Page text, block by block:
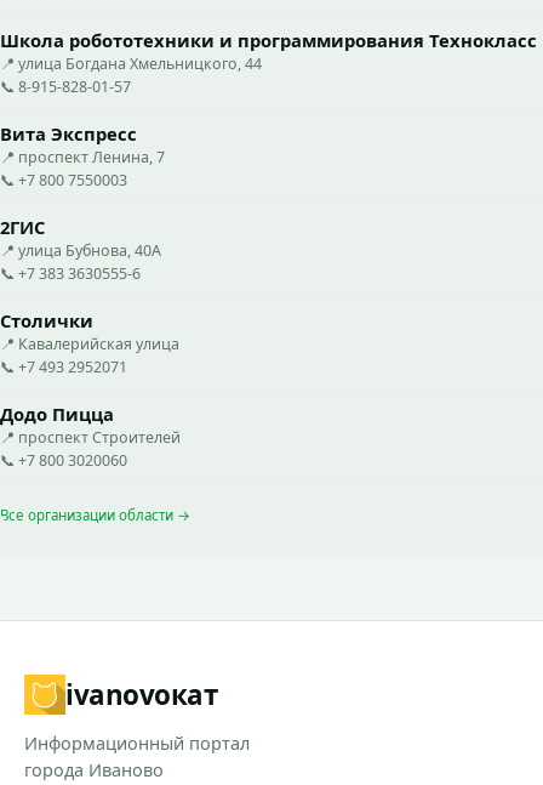
Школа робототехники и программирования Технокласс
📍 улица Богдана Хмельницкого, 44
📞 8-915-828-01-57
Вита Экспресс
📍 проспект Ленина, 7
📞 +7 800 7550003
2ГИС
📍 улица Бубнова, 40А
📞 +7 383 3630555-6
Столички
📍 Кавалерийская улица
📞 +7 493 2952071
Додо Пицца
📍 проспект Строителей
📞 +7 800 3020060
Все организации области →
ivanovoкат
Информационный портал
города Иваново